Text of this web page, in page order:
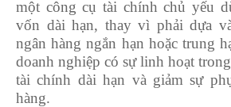
một công cụ tài chính chủ yếu
vốn dài hạn, thay vì phải dựa
ngân hàng ngắn hạn hoặc trung
doanh nghiệp có sự linh hoạt
tài chính dài hạn và giảm sự
hàng.